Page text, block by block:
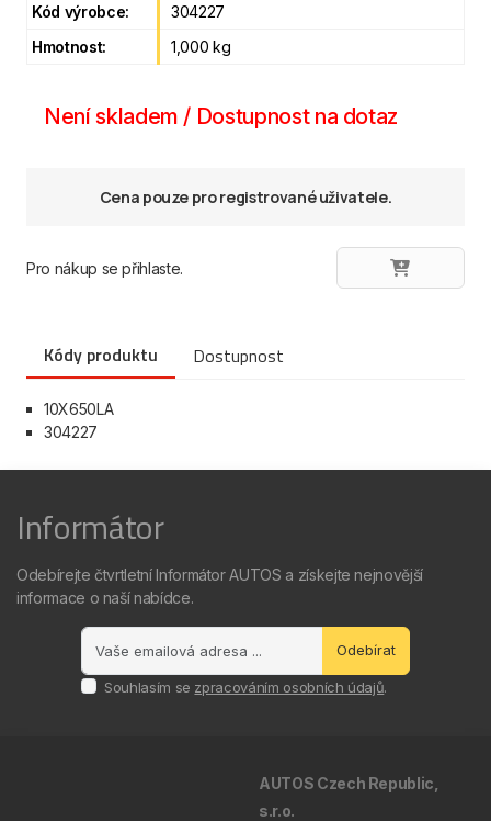
Kód výrobce:
304227
Hmotnost:
1,000 kg
Není skladem / Dostupnost na dotaz
Cena pouze pro registrované uživatele.
Pro nákup se přihlaste.
Kódy produktu Dostupnost
10X650LA
304227
Informátor
Odebírejte čtvrtletní Informátor AUTOS a získejte nejnovější
informace o naší nabídce.
Odebírat
Souhlasím se zpracováním osobních údajů.
AUTOS Czech Republic,
s.r.o.